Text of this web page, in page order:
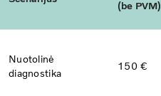
(be PVM)
Nuotolinė
diagnostika
150 €